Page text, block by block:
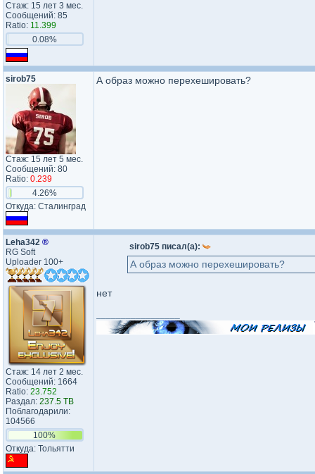
Стаж: 15 лет 3 мес.
Сообщений: 85
Ratio: 11.399
0.08%
sirob75
Стаж: 15 лет 5 мес.
Сообщений: 80
Ratio: 0.239
4.26%
Откуда: Сталинград
А образ можно перехешировать?
Leha342 ®
RG Soft
Uploader 100+
Стаж: 14 лет 2 мес.
Сообщений: 1664
Ratio: 23.752
Раздал: 237.5 TB
Поблагодарили:
104566
100%
Откуда: Тольятти
sirob75 писал(а):
А образ можно перехешировать?
нет